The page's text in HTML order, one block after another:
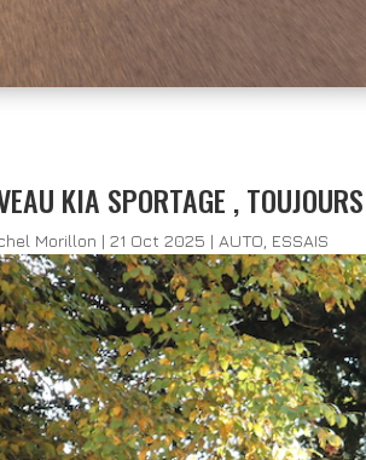
KIA SPORTAGE ,
Morillon |21 Oct 2025 | AUTO ESSAIS